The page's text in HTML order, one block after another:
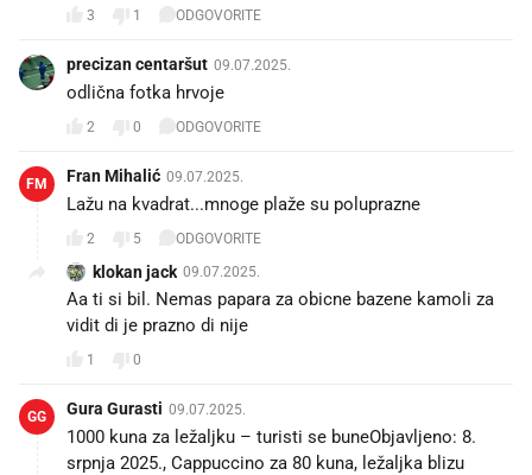
3 1 ODGOVORITE
precizan centaršut 09.07.2025.
odlična fotka hrvoje
2 0 ODGOVORITE
FM Fran Mihalić 09.07.2025.
Lažu na kvadrat...mnoge plaže su poluprazne
2 5 ODGOVORITE
klokan jack 09.07.2025.
Aa ti si bil. Nemas papara za obicne bazene kamoli za
vidit di je prazno di nije
1 0
GG Gura Gurasti 09.07.2025.
1000 kuna za ležaljku – turisti se buneObjavljeno: 8.
srpnja 2025., Cappuccino za 80 kuna, ležaljka blizu